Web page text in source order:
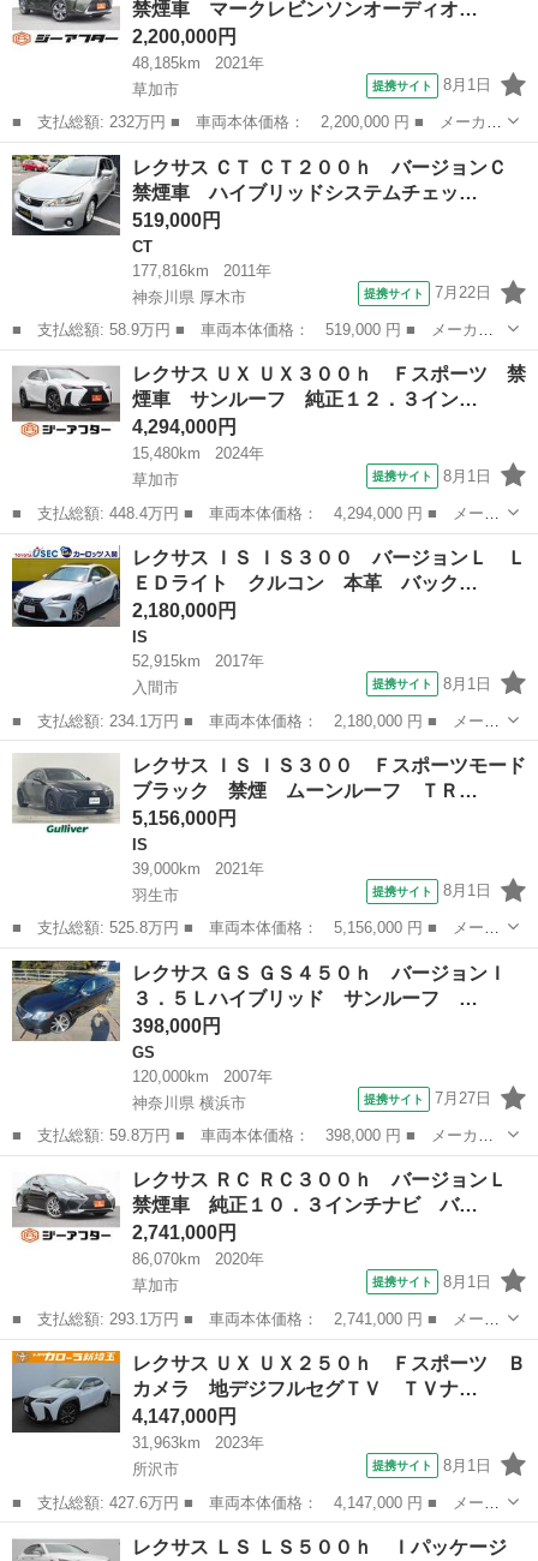
ソンプ...
禁煙車 マークレビンソンオーディオ…
2,200,000円
48,185km
2021年
草加市
提携サイト 8月1日
■ 支払総額: 232万円 ■ 車両本体価格： 2,200,000 円 ■ メーカー
名： レクサス ■ 車種名： ＵＸ ■ グレード名： ＵＸ３００
ｅ バージョンＬ 禁煙車 マークレビンソンオーディオ 純正１
０．３インチナ...
埼玉 草加市 レクサス
レクサス ＣＴ ＣＴ２００ｈ バージョンＣ
禁煙車 ハイブリッドシステムチェッ…
519,000円
CT
177,816km
2011年
神奈川県 厚木市
提携サイト 7月22日
■ 支払総額: 58.9万円 ■ 車両本体価格： 519,000 円 ■ メーカー
名： レクサス ■ 車種名： ＣＴ ■ グレード名： ＣＴ２００
ｈ バージョンＣ 禁煙車 ハイブリッドシステムチェック済 純正
ナビ 地デジＴ...
神奈川 厚木市 CT
レクサス ＵＸ ＵＸ３００ｈ Ｆスポーツ 禁
煙車 サンルーフ 純正１２．３イン…
4,294,000円
15,480km
2024年
草加市
提携サイト 8月1日
■ 支払総額: 448.4万円 ■ 車両本体価格： 4,294,000 円 ■ メーカ
ー名： レクサス ■ 車種名： ＵＸ ■ グレード名： ＵＸ３００
ｈ Ｆスポーツ 禁煙車 サンルーフ 純正１２．３インチディスプ
レイオー...
埼玉 草加市 レクサス
レクサス ＩＳ ＩＳ３００ バージョンＬ Ｌ
ＥＤライト クルコン 本革 バック…
2,180,000円
IS
52,915km
2017年
入間市
提携サイト 8月1日
■ 支払総額: 234.1万円 ■ 車両本体価格： 2,180,000 円 ■ メーカ
ー名： レクサス ■ 車種名： ＩＳ ■ グレード名： ＩＳ３０
０ バージョンＬ ＬＥＤライト クルコン 本革 バックカメラ
ＤＶＤ ア...
埼玉 入間市 IS
レクサス ＩＳ ＩＳ３００ Ｆスポーツモード
ブラック 禁煙 ムーンルーフ ＴＲ…
5,156,000円
IS
39,000km
2021年
羽生市
提携サイト 8月1日
■ 支払総額: 525.8万円 ■ 車両本体価格： 5,156,000 円 ■ メーカ
ー名： レクサス ■ 車種名： ＩＳ ■ グレード名： ＩＳ３０
０ Ｆスポーツモードブラック 禁煙 ムーンルーフ ＴＲＤエア
ロ ３眼ＬＥ...
埼玉 羽生市 IS
レクサス ＧＳ ＧＳ４５０ｈ バージョンＩ
３．５Ｌハイブリッド サンルーフ …
398,000円
GS
120,000km
2007年
神奈川県 横浜市
提携サイト 7月27日
■ 支払総額: 59.8万円 ■ 車両本体価格： 398,000 円 ■ メーカー
名： レクサス ■ 車種名： ＧＳ ■ グレード名： ＧＳ４５０
ｈ バージョンＩ ３．５Ｌハイブリッド サンルーフ 純正２１４
ブラックМ ２...
横浜市 GS
レクサス ＲＣ ＲＣ３００ｈ バージョンＬ
禁煙車 純正１０．３インチナビ バ…
2,741,000円
86,070km
2020年
草加市
提携サイト 8月1日
■ 支払総額: 293.1万円 ■ 車両本体価格： 2,741,000 円 ■ メーカ
ー名： レクサス ■ 車種名： ＲＣ ■ グレード名： ＲＣ３００
ｈ バージョンＬ 禁煙車 純正１０．３インチナビ バックカメ
ラ フルセ...
埼玉 草加市 レクサス
レクサス ＵＸ ＵＸ２５０ｈ Ｆスポーツ Ｂ
カメラ 地デジフルセグＴＶ ＴＶナ…
4,147,000円
31,963km
2023年
所沢市
提携サイト 8月1日
■ 支払総額: 427.6万円 ■ 車両本体価格： 4,147,000 円 ■ メーカ
ー名： レクサス ■ 車種名： ＵＸ ■ グレード名： ＵＸ２５０
ｈ Ｆスポーツ Ｂカメラ 地デジフルセグＴＶ ＴＶナビ ＬＥＤ
埼玉 所沢市 レクサス
レクサス ＬＳ ＬＳ５００ｈ Ｉパッケージ